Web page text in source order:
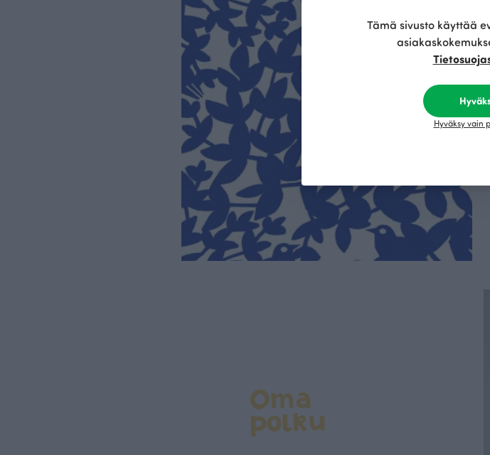
Oma
polku
Tämä sivusto käyttää
Hyväksy vain